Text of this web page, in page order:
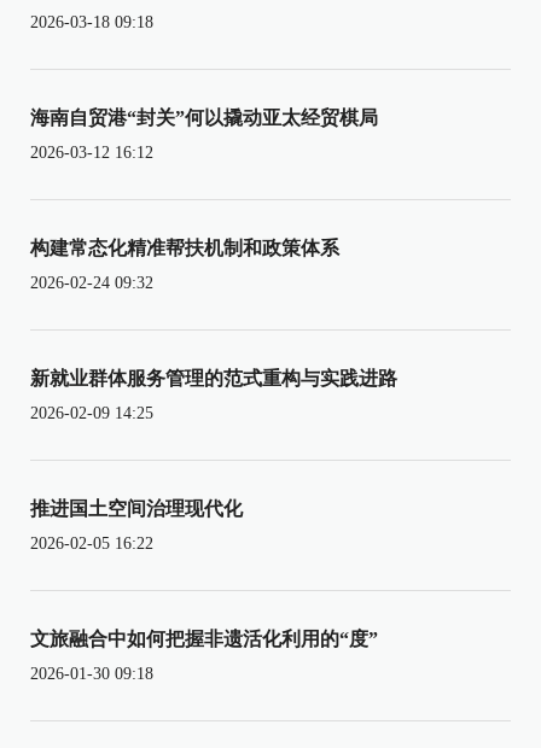
2026-03-18 09:18
海南自贸港“封关”何以撬动亚太经贸棋局
2026-03-12 16:12
构建常态化精准帮扶机制和政策体系
2026-02-24 09:32
新就业群体服务管理的范式重构与实践进路
2026-02-09 14:25
推进国土空间治理现代化
2026-02-05 16:22
文旅融合中如何把握非遗活化利用的“度”
2026-01-30 09:18